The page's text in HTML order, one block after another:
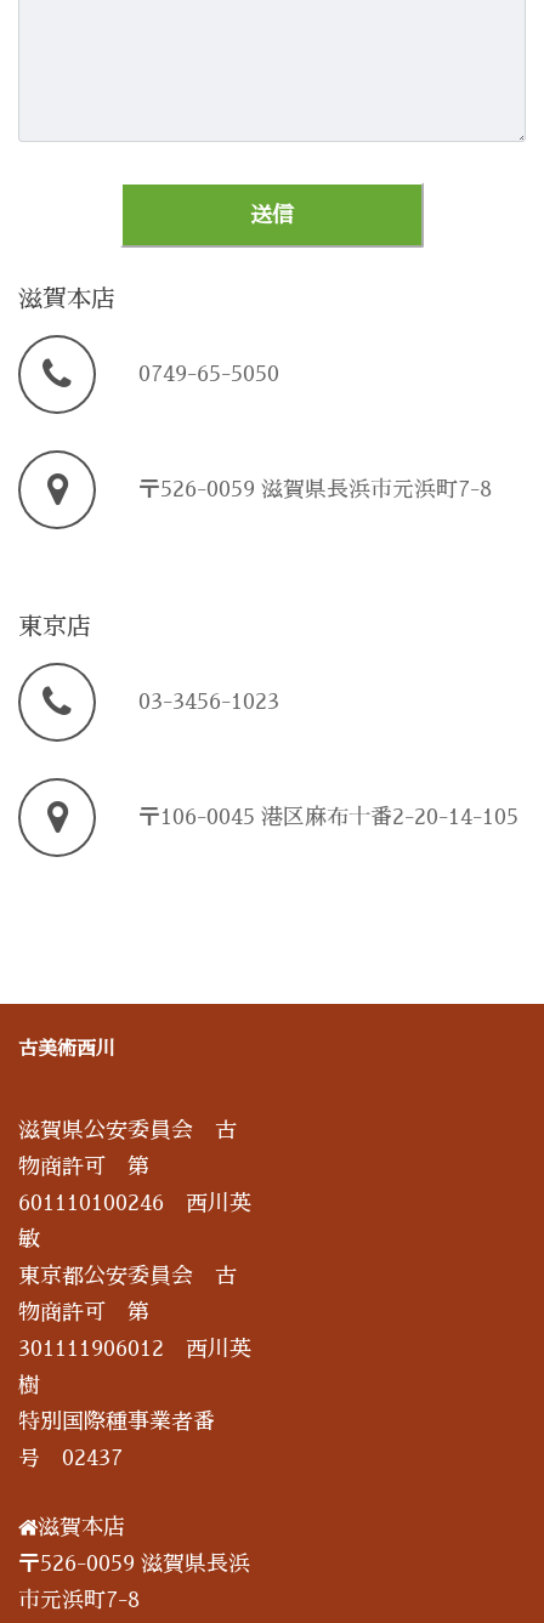
滋賀本店
0749-65-5050
〒526-0059 滋賀県長浜市元浜町7-8
東京店
03-3456-1023
〒106-0045 港区麻布十番2-20-14-105
古美術西川
滋賀県公安委員会 古
物商許可 第
601110100246 西川英
敏
東京都公安委員会 古
物商許可 第
301111906012 西川英
樹
特別国際種事業者番
号 02437
滋賀本店
〒526-0059 滋賀県長浜
市元浜町7-8